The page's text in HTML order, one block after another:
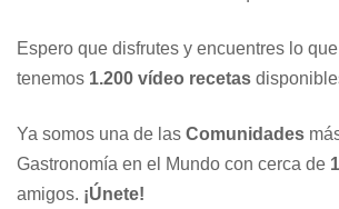
Espero que disfrutes y encuentres lo
tenemos 1.200 vídeo recetas
Ya somos una de las Comunidades
Gastronomía en el Mundo con cerca de
amigos. ¡Únete!